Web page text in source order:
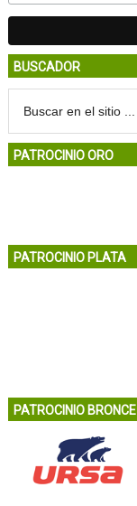
BUSCADOR
PATROCINIO ORO
PATROCINIO PLATA
PATROCINIO BRONCE